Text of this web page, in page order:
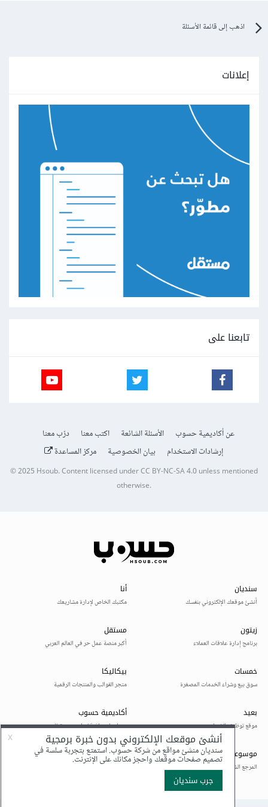
اذهب إلى قائمة الأسئلة
إعلانات
تابعنا على
عن أكاديمية حسوب الأسئلة الشائعة اكتب معنا
درّب معنا
إرشادات الاستخدام
بيان الخصوصية مركز المساعدة
© 2025Hsoub.Content licensed underCC BY-NC-SA 4.0unless mentioned
otherwise.